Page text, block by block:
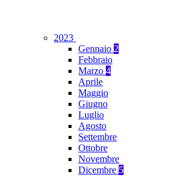
2023
Gennaio 2
Febbraio
Marzo 4
Aprile
Maggio
Giugno
Luglio
Agosto
Settembre
Ottobre
Novembre
Dicembre 5